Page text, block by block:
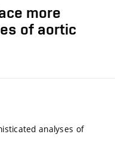
more
of aortic
analyses of